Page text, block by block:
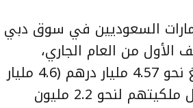
السعوديين في سوق دبي
الأول من العام الجاري،
ارتفاعا ملحوظا لتبلغ نحو 4.57 مليار درهم (4.6 مليار
ريال)، وذلك من خلال ملكيتهم لنحو 2.2 مليون